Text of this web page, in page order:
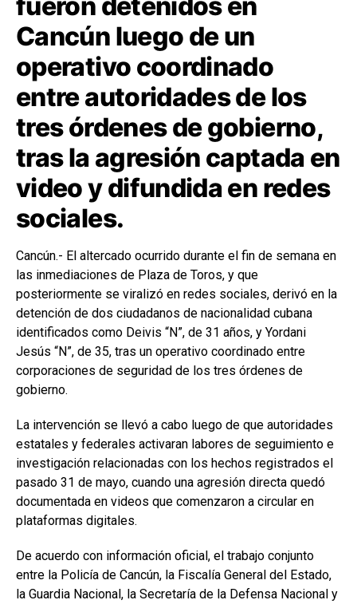
Cancún luego de un
operativo coordinado
entre autoridades de los
tres órdenes de gobierno,
tras la agresión captada en
video y difundida en redes
sociales.
Cancún.- El altercado ocurrido durante el fin de semana en
las inmediaciones de Plaza de Toros, y que
posteriormente se viralizó en redes sociales, derivó en la
detención de dos ciudadanos de nacionalidad cubana
identificados como Deivis “N”, de 31 años, y Yordani
Jesús “N”, de 35, tras un operativo coordinado entre
corporaciones de seguridad de los tres órdenes de
gobierno.
La intervención se llevó a cabo luego de que autoridades
estatales y federales activaran labores de seguimiento e
investigación relacionadas con los hechos registrados el
pasado 31 de mayo, cuando una agresión directa quedó
documentada en videos que comenzaron a circular en
plataformas digitales.
De acuerdo con información oficial, el trabajo conjunto
entre la Policía de Cancún, la Fiscalía General del Estado,
la Guardia Nacional, la Secretaría de la Defensa Nacional y